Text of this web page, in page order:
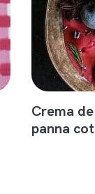
Crema
panna